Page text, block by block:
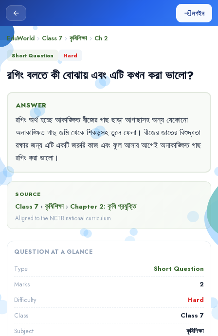
arrow_back loginলগইন
EduWorld chevron_right Class 7 chevron_right কৃষিশিক্ষা chevron_right Ch 2
Short Question Hard
রগিং বলতে কী বোঝায় এবং এটি কখন করা ভালো?
ANSWER
রগিং অর্থ হচ্ছে আকাঙ্ক্ষিত বীজের গাছ ছাড়া আগাছাসহ অন্য যেকোনো
অনাকাঙ্ক্ষিত গাছ জমি থেকে শিকড়সহ তুলে ফেলা। বীজের জাতের বিশুদ্ধতা
রক্ষার জন্য এটি একটি জরুরি কাজ এবং ফুল আসার আগেই অনাকাঙ্ক্ষিত গাছ
রগিং করা ভালো।
SOURCE
Class 7 › কৃষিশিক্ষা › Chapter 2: কৃষি প্রযুক্তি
Aligned to the NCTB national curriculum.
QUESTION AT A GLANCE
Type Short Question
Marks 2
Difficulty Hard
Class Class 7
Subject কৃষিশিক্ষা